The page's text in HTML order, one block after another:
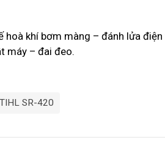
hoà khí bơm màng – đánh lửa
máy – đai đeo.
SR-420